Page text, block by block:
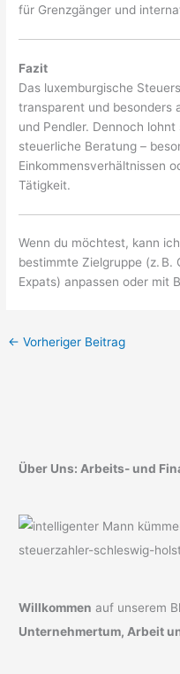
für Grenzgänger und
Fazit
Das luxemburgische
transparent und besonders
und Pendler. Dennoch
steuerliche Beratung –
Einkommensverhältnissen
Tätigkeit.
Wenn du möchtest, kann
bestimmte Zielgruppe (z. B.
Expats) anpassen oder mit
← Vorheriger Beitrag
Über Uns: Arbeits- und
Willkommen auf unserem
Unternehmertum, Arbeit